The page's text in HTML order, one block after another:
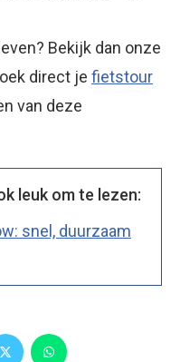
Bekijk dan onze
direct je fietstour
van deze
leuk om te lezen:
snel, duurzaam